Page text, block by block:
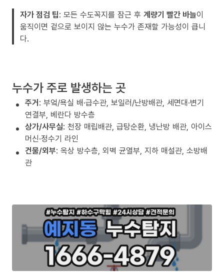
자가 점검 팁: 모든 수도꼭지를 잠근 후 계량기 빨간 바늘이
움직이면 겉으로 보이지 않는 누수가 존재할 가능성이 큽니
다.
누수가 주로 발생하는 곳
주거: 부엌/욕실 배·급수관, 보일러/난방배관, 세면대·변기
연결부, 베란다 방수층
상가/사무실: 천장 매립배관, 급탕순환, 냉난방 배관, 아이스
머신·정수기 라인
건물/외부: 옥상 방수층, 외벽 균열부, 지하 매설관, 소방배
관